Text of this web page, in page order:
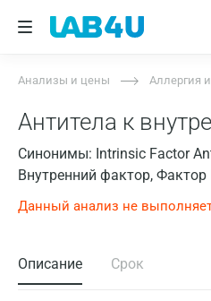
Анализы и цены Аллергия
Антитела к
Синонимы: Intrinsic Factor
Внутренний фактор,
Данный анализ не
Описание Срок